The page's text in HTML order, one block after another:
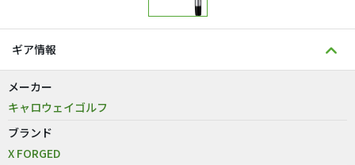
ギア情報
メーカー
キャロウェイゴルフ
ブランド
X FORGED